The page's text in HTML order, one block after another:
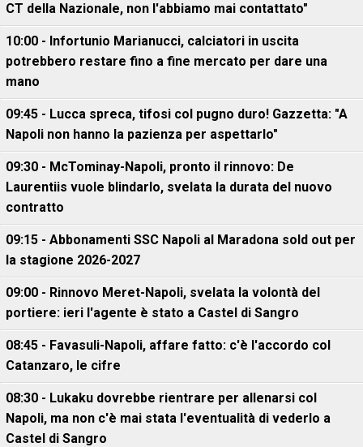
CT della Nazionale, non l'abbiamo mai contattato"
10:00 - Infortunio Marianucci, calciatori in uscita
potrebbero restare fino a fine mercato per dare una
mano
09:45 - Lucca spreca, tifosi col pugno duro! Gazzetta: "A
Napoli non hanno la pazienza per aspettarlo"
09:30 - McTominay-Napoli, pronto il rinnovo: De
Laurentiis vuole blindarlo, svelata la durata del nuovo
contratto
09:15 - Abbonamenti SSC Napoli al Maradona sold out per
la stagione 2026-2027
09:00 - Rinnovo Meret-Napoli, svelata la volontà del
portiere: ieri l'agente è stato a Castel di Sangro
08:45 - Favasuli-Napoli, affare fatto: c'è l'accordo col
Catanzaro, le cifre
08:30 - Lukaku dovrebbe rientrare per allenarsi col
Napoli, ma non c'è mai stata l'eventualità di vederlo a
Castel di Sangro